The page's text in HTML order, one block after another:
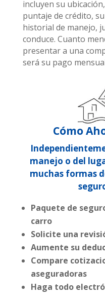
incluyen su
puntaje de crédito,
historial de manejo,
conduce. Cuanto
presentar a una
será su pago
Cómo
manejo o del
muchas formas
Paquete de
carro
Solicite una
Aumente su
Compare
aseguradoras
Haga todo